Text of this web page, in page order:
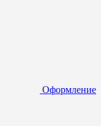
Оформление